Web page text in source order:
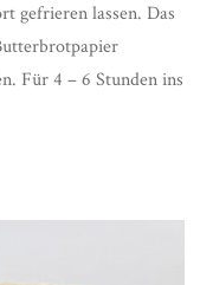
gefrieren lassen. Das
Für 4 – 6 Stunden ins